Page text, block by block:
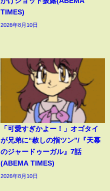
TIMES)
2026年8月10日
「可愛すぎかよー！」オゴタイ
が兄弟に“赦しの指ツン”/『天幕
のジャードゥーガル』7話
(ABEMA TIMES)
2026年8月10日